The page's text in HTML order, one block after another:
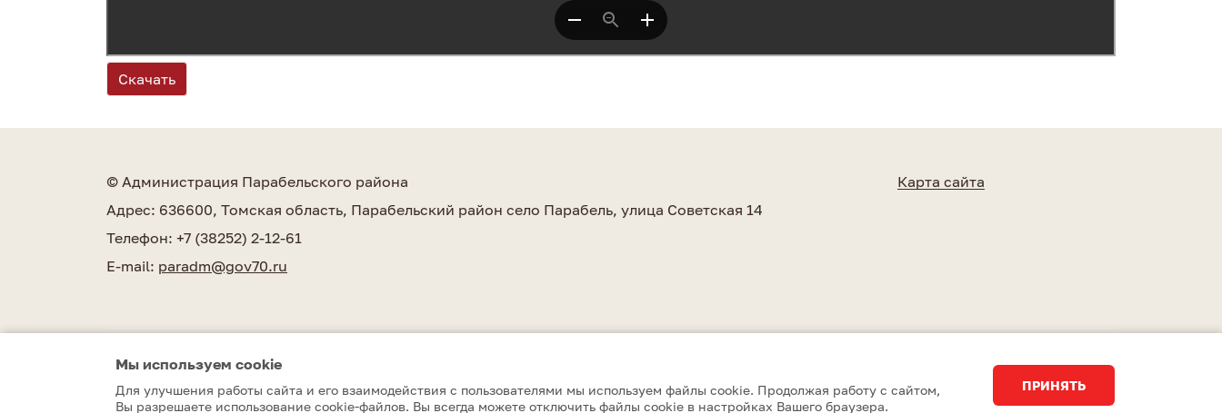
Скачать
© Администрация Парабельского района
Адрес: 636600, Томская область, Парабельский район село Парабель, улица Советская 14
Телефон: +7 (38252) 2-12-61
E-mail: paradm@gov70.ru
Карта сайта
Парабельский район © 2010–2026 Разработка сайта Студия 15
Мы используем сookie
Для улучшения работы сайта и его взаимодействия с пользователями мы используем файлы cookie. Продолжая работу с сайтом,
Вы разрешаете использование cookie-файлов. Вы всегда можете отключить файлы cookie в настройках Вашего браузера.
ПРИНЯТЬ